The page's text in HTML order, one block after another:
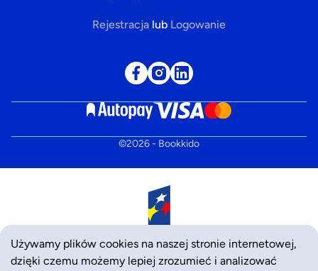
Rejestracja lub Logowanie
©2026- Bookkido
Używamy plików cookies na naszej stronie internetowej,
dzięki czemu możemy lepiej zrozumieć i analizować